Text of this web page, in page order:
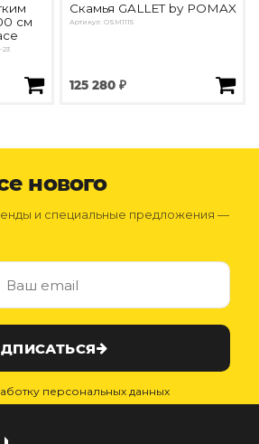
см
23
Скамья GALLET by POMAX
Артикул: OSM1115
125 280 ₽
нового
и специальные предложения —
персональных данных